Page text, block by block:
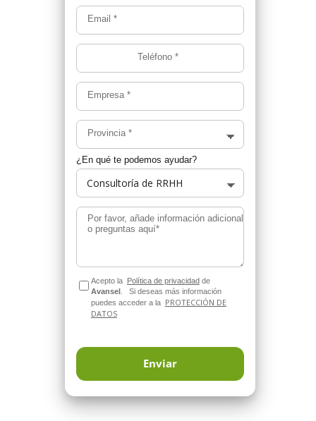
Email *
Teléfono *
Empresa *
Provincia *
¿En qué te podemos ayudar?
Por favor, añade información adicional
o preguntas aquí*
Acepto la Política de privacidadde
Avansel. Si deseas más información
puedes acceder a la PROTECCIÓN DE
DATOS